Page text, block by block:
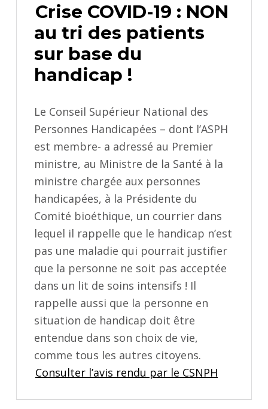
Crise COVID-19 : NON
au tri des patients
sur base du
handicap !
Le Conseil Supérieur National des
Personnes Handicapées – dont l’ASPH
est membre- a adressé au Premier
ministre, au Ministre de la Santé à la
ministre chargée aux personnes
handicapées, à la Présidente du
Comité bioéthique, un courrier dans
lequel il rappelle que le handicap n’est
pas une maladie qui pourrait justifier
que la personne ne soit pas acceptée
dans un lit de soins intensifs ! Il
rappelle aussi que la personne en
situation de handicap doit être
entendue dans son choix de vie,
comme tous les autres citoyens.
Consulter l’avis rendu par le CSNPH